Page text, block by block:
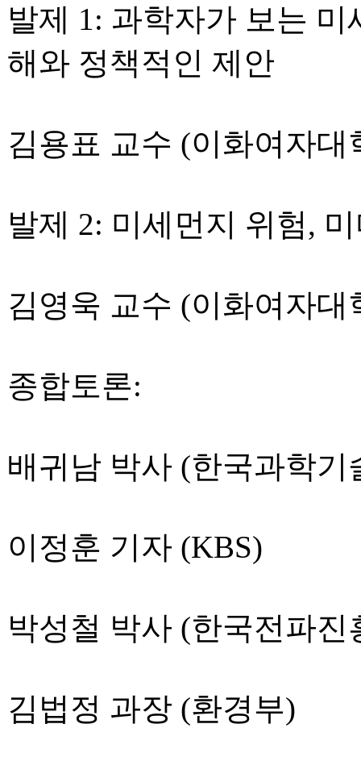
발제 1: 과학자가 보는
해와 정책적인 제안
김용표 교수 (이화여자
발제 2: 미세먼지 위험,
김영욱 교수 (이화여자
종합토론:
배귀남 박사 (한국과학기
이정훈 기자 (KBS)
박성철 박사 (한국전파진
김법정 과장 (환경부)